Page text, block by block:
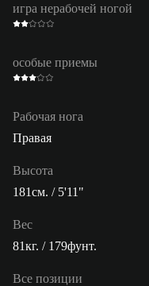
игра нерабочей ногой
особые приемы
Рабочая нога
Правая
Высота
181см. / 5'11"
Вес
81кг. / 179фунт.
Все позиции